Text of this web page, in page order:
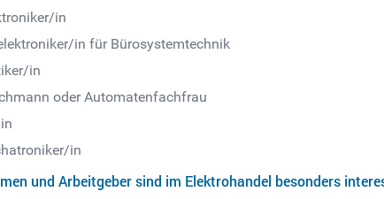
in
in für Bürosystemtechnik
in
oder Automatenfachfrau
in
und Arbeitgeber sind im Elektrohandel besonders